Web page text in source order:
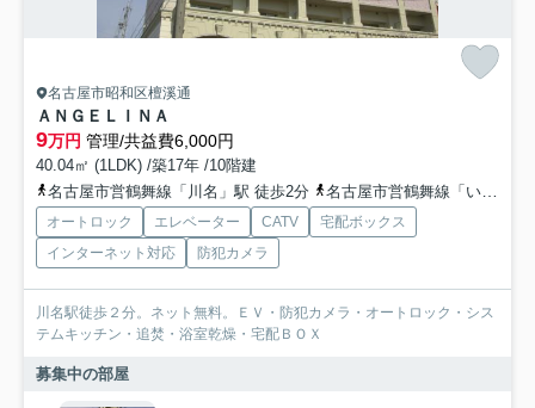
名古屋市昭和区檀溪通
ＡＮＧＥＬＩＮＡ
9万円 管理/共益費6,000円
40.04㎡ (1LDK) /築17年 /10階建
名古屋市営鶴舞線「川名」駅 徒歩2分
名古屋市営鶴舞線「いりなか」駅 徒歩13分
オートロック エレベーター CATV
宅配ボックス
インターネット対応
防犯カメラ
川名駅徒歩２分。ネット無料。ＥＶ・防犯カメラ・オートロック・シス
テムキッチン・追焚・浴室乾燥・宅配ＢＯＸ
募集中の部屋